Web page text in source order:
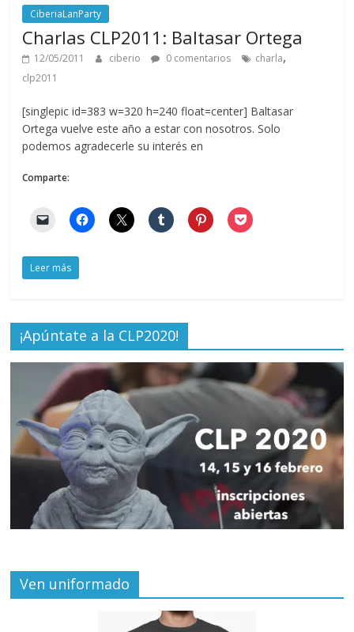
CiberiaLanParty
Charlas CLP2011: Baltasar Ortega
12/05/2011 ciberio 0 comentarios charla,
clp2011
[singlepic id=383 w=320 h=240 float=center] Baltasar
Ortega vuelve este año a estar con nosotros. Solo
podemos agradecerle su interés en
Comparte:
Leer más
¡Apúntate a la CLP2020!
Ven uniformado